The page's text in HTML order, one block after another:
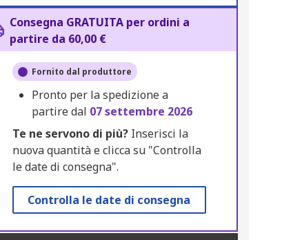
Consegna GRATUITA per ordini a
partire da 60,00 €
Fornito dal produttore
Pronto per la spedizione a
partire dal 07 settembre 2026
Te ne servono di più?Inserisci la
nuova quantità e clicca su "Controlla
le date di consegna".
Controlla le date di consegna